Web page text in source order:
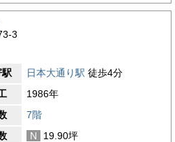
3
日本大通り駅 徒歩4分
1986年
7階
N
19.90坪